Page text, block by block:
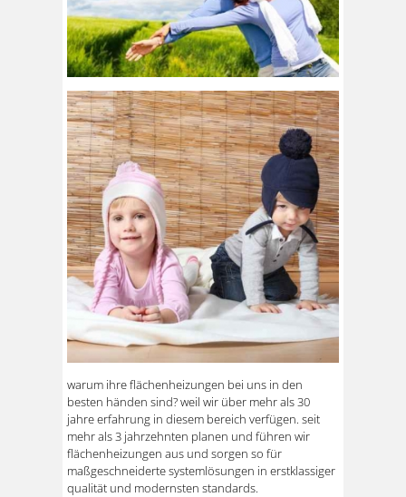
warum ihre flächenheizungen bei uns in den
besten händen sind? weil wir über mehr als 30
jahre erfahrung in diesem bereich verfügen. seit
mehr als 3 jahrzehnten planen und führen wir
flächenheizungen aus und sorgen so für
maßgeschneiderte systemlösungen in erstklassiger
qualität und modernsten standards.